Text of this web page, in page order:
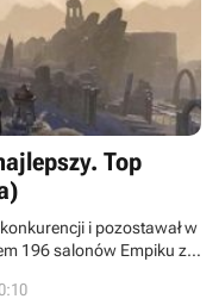
Top
i pozostawał w
196 salonów Empiku z
kraju nie brakuje